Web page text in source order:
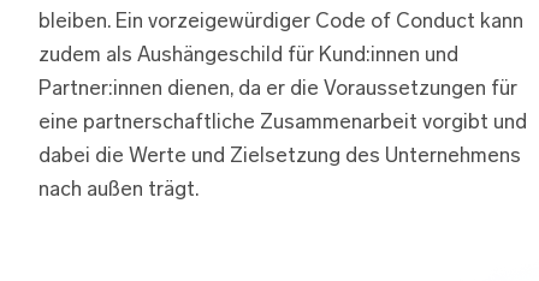
bleiben. Ein vorzeigewürdiger Code of Conduct kann
zudem als Aushängeschild für Kund:innen und
Partner:innen dienen, da er die Voraussetzungen für
eine partnerschaftliche Zusammenarbeit vorgibt und
dabei die Werte und Zielsetzung des Unternehmens
nach außen trägt.